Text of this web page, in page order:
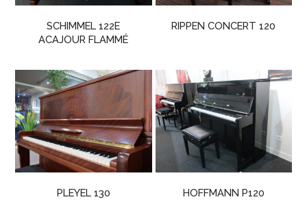
SCHIMMEL 122E
ACAJOUR FLAMMÉ
RIPPEN CONCERT 120
PLEYEL 130 HOFFMANN P120